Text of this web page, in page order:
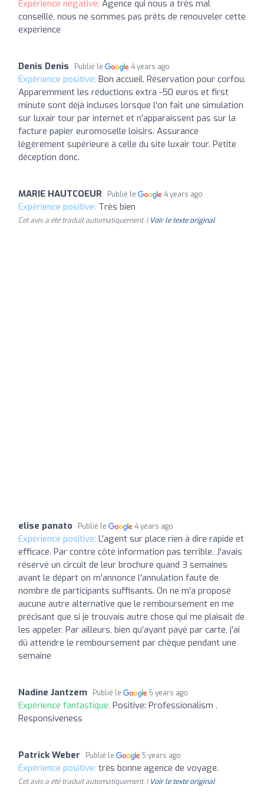
Expérience négative: Agence qui nous a très mal
conseillé, nous ne sommes pas prêts de renouveler cette
expérience
Denis Denis Publié le 4 years ago
Expérience positive: Bon accueil. Réservation pour corfou.
Apparemment les réductions extra -50 euros et first
minute sont déjà incluses lorsque l'on fait une simulation
sur luxair tour par internet et n'apparaissent pas sur la
facture papier euromoselle loisirs. Assurance
légèrement supérieure à celle du site luxair tour. Petite
déception donc.
MARIE HAUTCOEUR Publié le 4 years ago
Expérience positive: Très bien
Cet avis a été traduit automatiquement. | Voir le texte original
elise panato Publié le 4 years ago
Expérience positive: L'agent sur place rien à dire rapide et
efficace. Par contre côté information pas terrible. J'avais
réservé un circuit de leur brochure quand 3 semaines
avant le départ on m'annonce l'annulation faute de
nombre de participants suffisants. On ne m'a proposé
aucune autre alternative que le remboursement en me
précisant que si je trouvais autre chose qui me plaisait de
les appeler. Par ailleurs, bien qu'ayant payé par carte, j'ai
dû attendre le remboursement par chèque pendant une
semaine
Nadine Jantzem Publié le 5 years ago
Expérience fantastique: Positive: Professionalism ,
Responsiveness
Patrick Weber Publié le 5 years ago
Expérience positive: très bonne agence de voyage.
Cet avis a été traduit automatiquement. | Voir le texte original